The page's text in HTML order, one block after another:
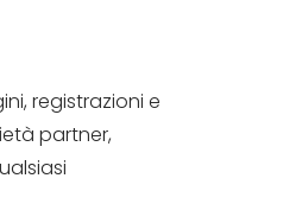
registrazioni e
partner,